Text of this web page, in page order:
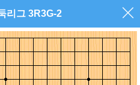
리그 3R3G-2